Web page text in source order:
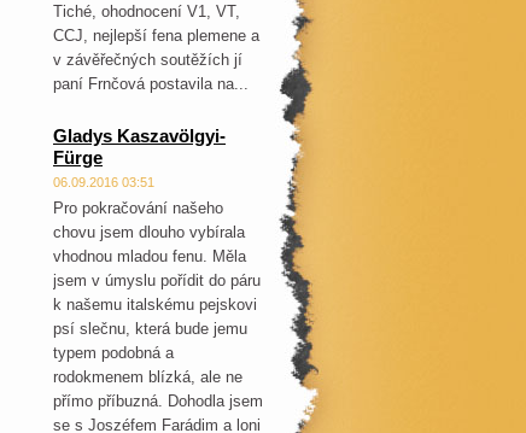
Tiché, ohodnocení V1, VT,
CCJ, nejlepší fena plemene a
v závěřečných soutěžích jí
paní Frnčová postavila na...
Gladys Kaszavölgyi-
Fürge
06.09.2016 03:51
Pro pokračování našeho
chovu jsem dlouho vybírala
vhodnou mladou fenu. Měla
jsem v úmyslu pořídit do páru
k našemu italskému pejskovi
psí slečnu, která bude jemu
typem podobná a
rodokmenem blízká, ale ne
přímo příbuzná. Dohodla jsem
se s Joszéfem Farádim a loni